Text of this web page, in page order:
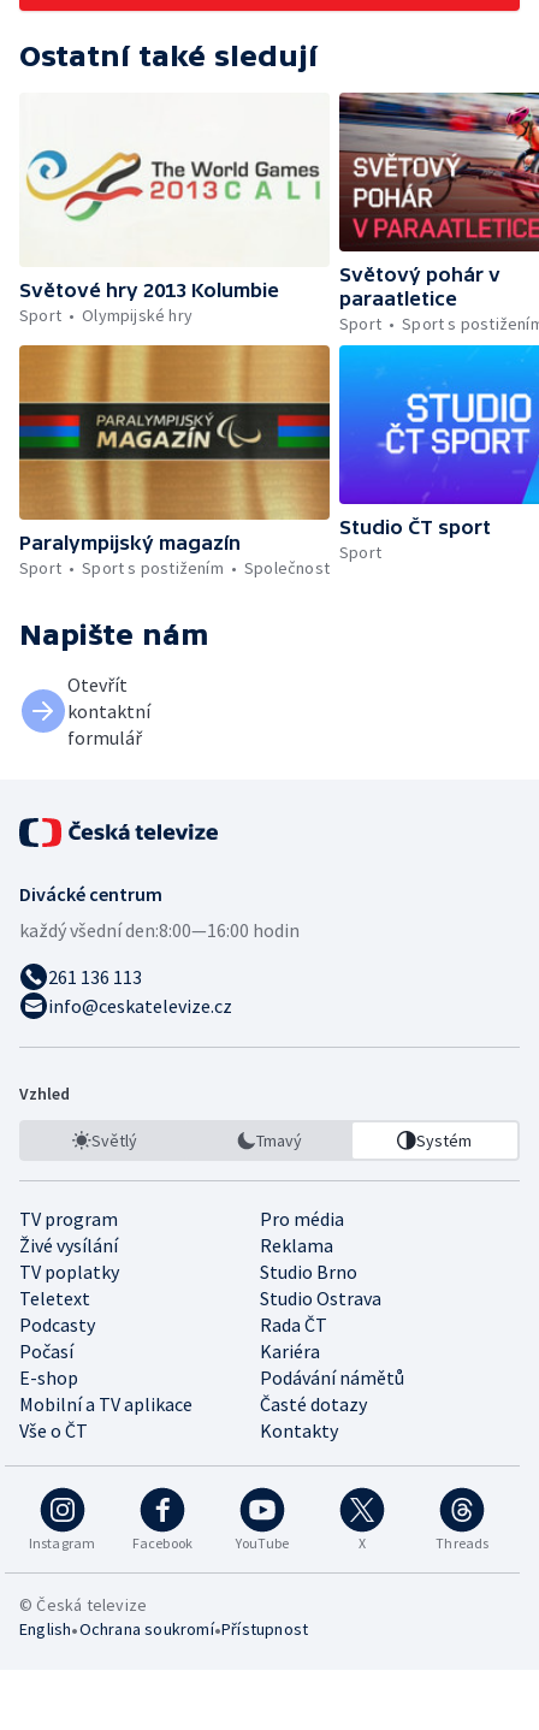
Ostatní také sledují
Světové hry 2013 Kolumbie
Sport
Olympijské hry
Světový pohár v
paraatletice
Sport
Sport s
Paralympijský magazín
Sport
Sport s postižením Společnost
Studio ČT sport
Sport
Napište nám
Otevřít
kontaktní
formulář
Divácké centrum
každý všední den:8:00—16:00 hodin
261 136 113
info@ceskatelevize.cz
Vzhled
Světlý Tmavý Systém
TV program
Pro média
Živé vysílání
Reklama
TV poplatky
Studio Brno
Teletext
Studio Ostrava
Podcasty
Rada ČT
Počasí
Kariéra
E-shop
Podávání námětů
Mobilní a TV aplikace
Časté dotazy
Vše o ČT
Kontakty
Instagram Facebook YouTube X Threads
© Česká televize
English•Ochrana soukromí•Přístupnost